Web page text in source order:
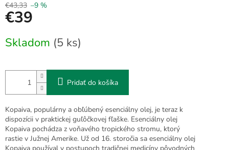
€43,33 –9 %
€39
cena:
Skladom (5 ks)
Pridať do košíka
Kopaiva, populárny a obľúbený esenciálny olej, je teraz k
dispozícii v praktickej guľôčkovej fľaške. Esenciálny olej
Kopaiva pochádza z voňavého tropického stromu, ktorý
rastie v Južnej Amerike. Už od 16. storočia sa esenciálny olej